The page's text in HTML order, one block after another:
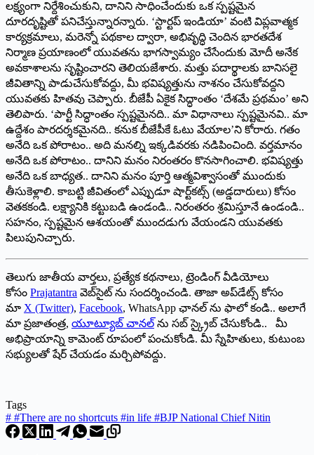
లక్ష్యంగా నిర్దేశించుకుని, దానిని సాధించేందుకు ఒక స్పష్టమైన
దూరదృష్టితో పనిచేస్తున్నారన్నారు. ‘స్టార్ట‌ప్‌ ఇండియా’ వంటి విప్లవాత్మక
కార్యక్రమాలు, మరెన్నో పథకాల ద్వారా, అభివృద్ధి చెందిన భారతదేశ
నిర్మాణ ప్రయాణంలో యువతను భాగస్వామ్యం చేసేందుకు మోదీ అనేక
అవకాశాలను సృష్టించార‌ని తెలియ‌జేశారు. మత్తు పదార్థాలకు బానిసలై
జీవితాన్ని పాడుచేసుకోవద్దు, మీ భవిష్యత్తును నాశనం చేసుకోవద్దని
యువ‌త‌కు హిత‌వు చెప్పారు. బీజేపీ ఏకైక సిద్ధాంతం ‘దేశమే ప్రథమం’ అని
తెలిపారు. ‘పార్టీ సిద్ధాంతం స్పష్టమైనది.. మా విధానాలు స్పష్టమైనవి.. మా
ఉద్దేశం పారదర్శకమైనది.. క‌నుక బీజేపీకే ఓటు వేయాల‌’ని కోరారు. గతం
అనేది ఒక పోరాటం.. అది మనల్ని ఇక్కడివరకు నడిపించింది. వర్తమానం
అనేది ఒక పోరాటం.. దానిని మనం నిరంతరం కొనసాగించాలి. భవిష్యత్తు
అనేది ఒక బాధ్యత.. దానిని మనం పూర్తి ఆత్మవిశ్వాసంతో ముందుకు
తీసుకెళ్లాలి. కాబట్టి జీవితంలో ఎప్పుడూ షార్ట్‌కట్స్ (అడ్డదారులు) కోసం
వెతకకండి. లక్ష్యానికి కట్టుబడి ఉండండి.. నిరంతరం శ్రమిస్తూనే ఉండండి..
సహనం, స్పష్టమైన ఆశయంతో ముందడుగు వేయండ‌ని యువ‌త‌కు
పిలుపునిచ్చారు.
తెలుగు జాతీయ వార్తలు, ప్రత్యేక కథనాలు, ట్రెండింగ్ వీడియోలు
కోసం Prajatantra వెబ్‌సైట్ ను సందర్శించండి. తాజా అప్‌డేట్స్ కోసం
మా X (Twitter), Facebook, WhatsApp ఛానల్ ను ఫాలో కండి.. అలాగే
మా ప్రజాతంత్ర, యూట్యూబ్ చానల్ ను సబ్ స్క్రైబ్ చేసుకోండి.. మీ
అభిప్రాయాన్ని కామెంట్ రూపంలో పంచుకోండి. మీ స్నేహితులు, కుటుంబ
సభ్యులతో షేర్ చేయడం మర్చిపోవద్దు.
Tags
# #There are no shortcuts #in life #BJP National Chief Nitin